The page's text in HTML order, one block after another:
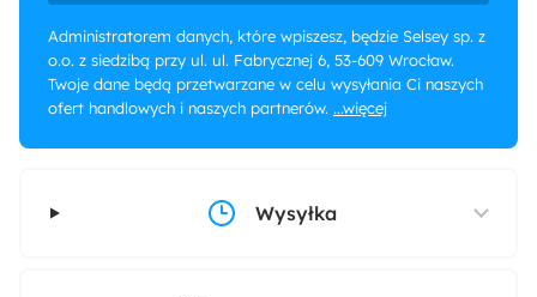
Administratorem danych, które wpiszesz, będzie Selsey sp. z
o.o. z siedzibą przy ul. ul. Fabrycznej 6, 53-609 Wrocław.
Twoje dane będą przetwarzane w celu wysyłania Ci naszych
ofert handlowych i naszych partnerów. ...więcej
Wysyłka